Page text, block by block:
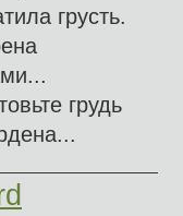
грусть.
грудь